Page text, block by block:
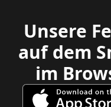
Unsere
auf dem
im